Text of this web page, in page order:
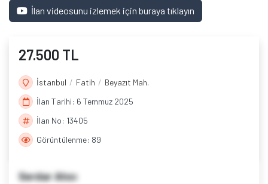
İlan videosunu izlemek için buraya tıklayın
27.500 TL
İstanbul Fatih
Beyazıt Mah.
İlan Tarihi: 6 Temmuz 2025
İlan No: 13405
Görüntülenme: 89
Serdar Atıcı